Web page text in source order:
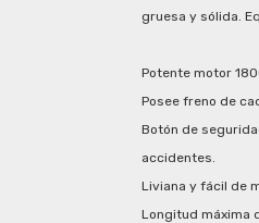
gruesa y sólida.
Potente motor
Posee freno de
Botón de
accidentes.
Liviana y fácil de
Longitud máxima